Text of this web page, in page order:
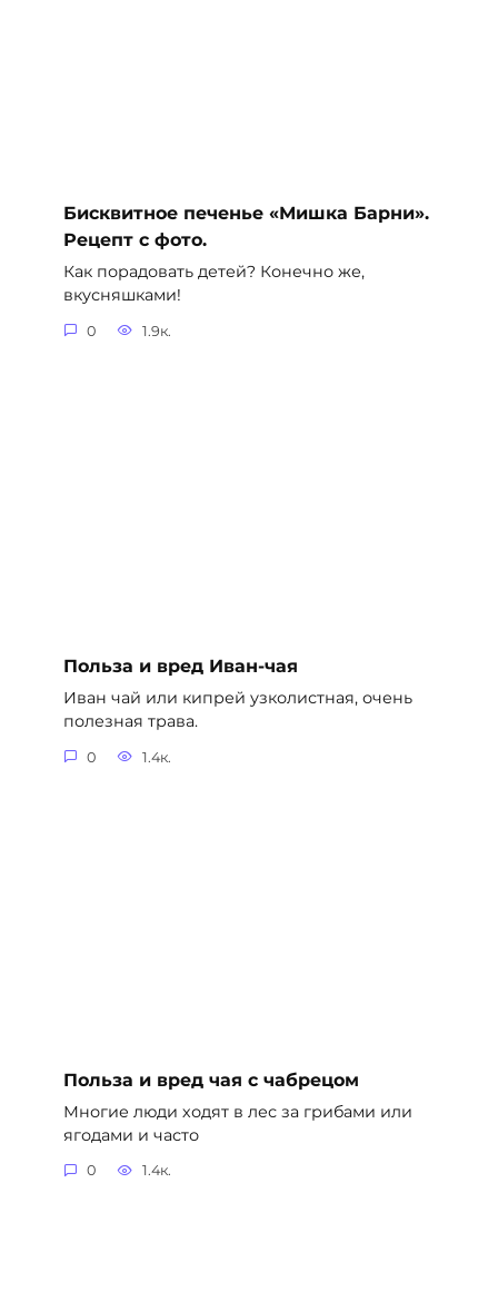
Бисквитное печенье «Мишка Барни».
Рецепт с фото.
Как порадовать детей? Конечно же,
вкусняшками!
0 1.9к.
Польза и вред Иван-чая
Иван чай или кипрей узколистная, очень
полезная трава.
0 1.4к.
Польза и вред чая с чабрецом
Многие люди ходят в лес за грибами или
ягодами и часто
0 1.4к.